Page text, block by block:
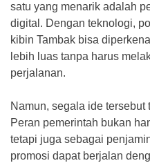
satu yang menarik adalah
digital. Dengan teknologi,
kibin Tambak bisa
lebih luas tanpa harus
perjalanan.
Namun, segala ide tersebut
Peran pemerintah bukan
tetapi juga sebagai
promosi dapat berjalan